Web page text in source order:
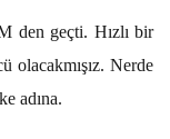
den geçti. Hızlı bir
olacakmışız. Nerde
adına.